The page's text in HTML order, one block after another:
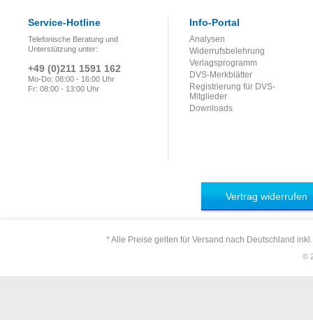
Service-Hotline
Telefonische Beratung und
Unterstützung unter:
+49 (0)211 1591 162
Mo-Do: 08:00 - 16:00 Uhr
Fr: 08:00 - 13:00 Uhr
Info-Portal
Analysen
Widerrufsbelehrung
Verlagsprogramm
DVS-Merkblätter
Registrierung für DVS-
Mitglieder
Downloads
Vertrag widerrufen
* Alle Preise gelten für Versand nach Deutschland
©